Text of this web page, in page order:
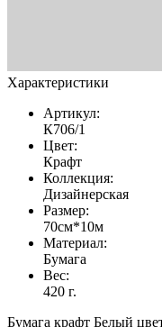
Характеристики
Артикул:
К706/1
Цвет:
Крафт
Коллекция:
Дизайнерская
Размер:
70см*10м
Материал:
Бумага
Вес:
420 г.
Бумага крафт Белый